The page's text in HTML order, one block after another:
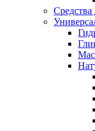
Средства